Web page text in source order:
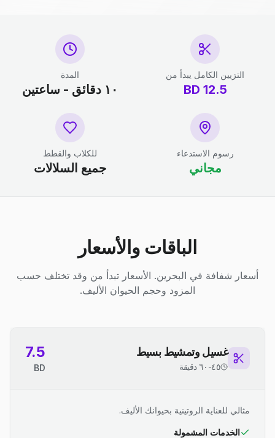
التزيين الكامل يبدأ من
12.5
BD
المدة
١٠ دقائق - ساعتين
رسوم الاستدعاء
مجاني
للكلاب والقطط
جميع السلالات
الباقات والأسعار
أسعار شفافة في البحرين. الأسعار تبدأ من وقد تختلف حسب
المزود وحجم الحيوان الأليف.
غسيل وتمشيط بسيط
٤٥-٦٠ دقيقة
7.5
BD
مثالي للعناية الروتينية بحيوانك الأليف.
الخدمات المشمولة